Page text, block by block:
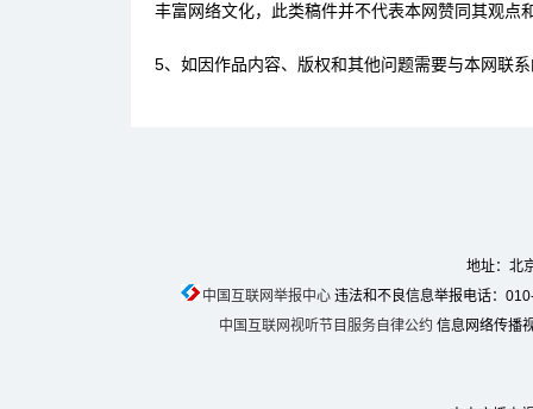
丰富网络文化，此类稿件并不代表本网赞同其观点
5、如因作品内容、版权和其他问题需要与本网联
地址：北
中国互联网举报中心违法和不良信息举报电话：
中国互联网视听节目服务自律公约 信息网络传播